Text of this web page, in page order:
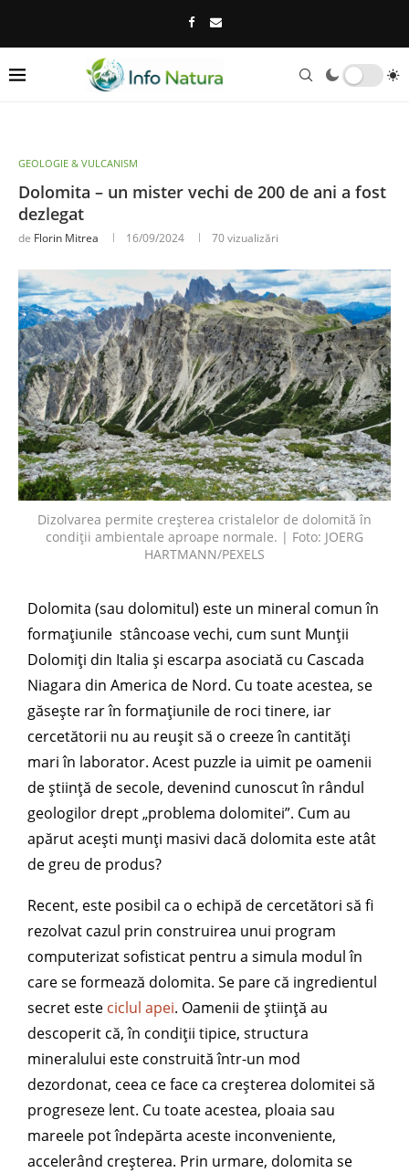
GEOLOGIE & VULCANISM
Dolomita – un mister vechi de 200 de ani a fost
dezlegat
de Florin Mitrea 16/09/2024 70vizualizări
Dizolvarea permite creșterea cristalelor de dolomită în
condiții ambientale aproape normale. | Foto: JOERG
HARTMANN/PEXELS
Dolomita (sau dolomitul) este un mineral comun în
formațiunile stâncoase vechi, cum sunt Munții
Dolomiți din Italia și escarpa asociată cu Cascada
Niagara din America de Nord. Cu toate acestea, se
găsește rar în formațiunile de roci tinere, iar
cercetătorii nu au reușit să o creeze în cantități
mari în laborator. Acest puzzle ia uimit pe oamenii
de știință de secole, devenind cunoscut în rândul
geologilor drept „problema dolomitei”. Cum au
apărut acești munți masivi dacă dolomita este atât
de greu de produs?
Recent, este posibil ca o echipă de cercetători să fi
rezolvat cazul prin construirea unui program
computerizat sofisticat pentru a simula modul în
care se formează dolomita. Se pare că ingredientul
secret este ciclul apei. Oamenii de știință au
descoperit că, în condiții tipice, structura
mineralului este construită într-un mod
dezordonat, ceea ce face ca creșterea dolomitei să
progreseze lent. Cu toate acestea, ploaia sau
mareele pot îndepărta aceste inconveniente,
accelerând creșterea. Prin urmare, dolomita se